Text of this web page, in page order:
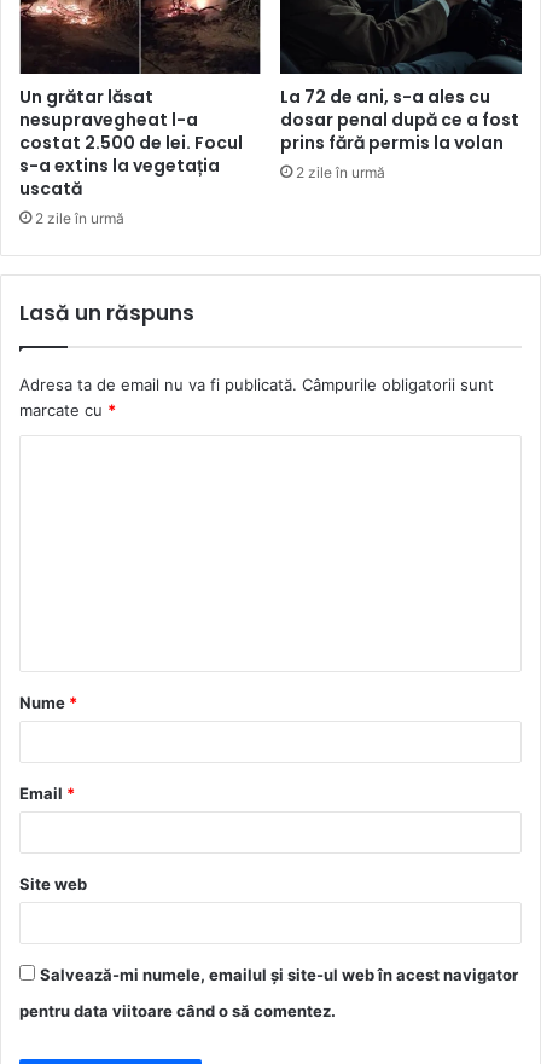
Un grătar lăsat
nesupravegheat l-a
costat 2.500 de lei. Focul
s-a extins la vegetația
uscată
2 zile în urmă
La 72 de ani, s-a ales cu
dosar penal după ce a fost
prins fără permis la volan
2 zile în urmă
Lasă un răspuns
Adresa ta de email nu va fi publicată. Câmpurile obligatorii sunt
marcate cu *
a
r
*
Nume *
Email *
Site web
Salvează-mi numele, emailul și site-ul web în acest navigator
pentru data viitoare când o să comentez.